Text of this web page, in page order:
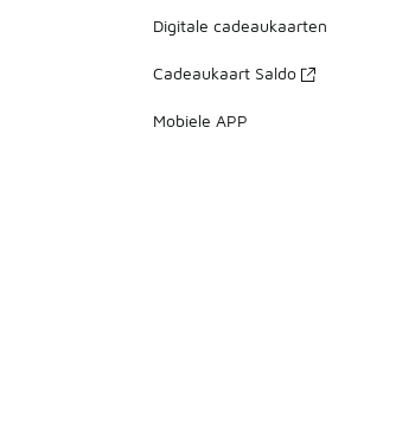
Digitale cadeaukaarten
Cadeaukaart Saldo
Mobiele APP